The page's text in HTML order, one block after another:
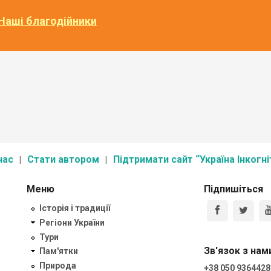
благодійники
Стати автором Підтримати сайт “Україна
Меню
Історія і традиції
Регіони України
Тури
Пам'ятки
Природа
Підпишіться
Зв'язок з
+38 050 9364428